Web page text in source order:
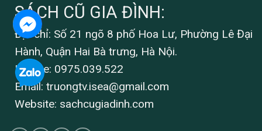
SÁCH CŨ GIA ĐÌNH:
Địa chỉ: Số 21 ngõ 8 phố Hoa Lư, Phường Lê Đại
Hành, Quận Hai Bà trưng, Hà Nội.
Hotline: 0975.039.522
Email: truongtv.isea@gmail.com
Website: sachcugiadinh.com